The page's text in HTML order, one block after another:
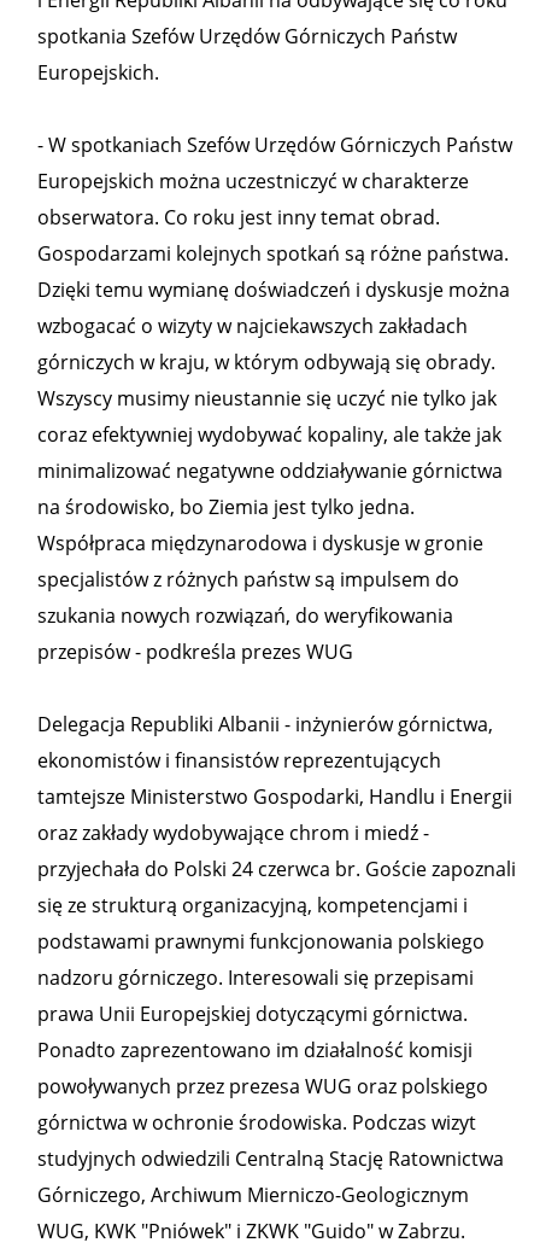
spotkania Szefów Urzędów Górniczych Państw
Europejskich.
- W spotkaniach Szefów Urzędów Górniczych Państw
Europejskich można uczestniczyć w charakterze
obserwatora. Co roku jest inny temat obrad.
Gospodarzami kolejnych spotkań są różne państwa.
Dzięki temu wymianę doświadczeń i dyskusje można
wzbogacać o wizyty w najciekawszych zakładach
górniczych w kraju, w którym odbywają się obrady.
Wszyscy musimy nieustannie się uczyć nie tylko jak
coraz efektywniej wydobywać kopaliny, ale także jak
minimalizować negatywne oddziaływanie górnictwa
na środowisko, bo Ziemia jest tylko jedna.
Współpraca międzynarodowa i dyskusje w gronie
specjalistów z różnych państw są impulsem do
szukania nowych rozwiązań, do weryfikowania
przepisów - podkreśla prezes WUG
Delegacja Republiki Albanii - inżynierów górnictwa,
ekonomistów i finansistów reprezentujących
tamtejsze Ministerstwo Gospodarki, Handlu i Energii
oraz zakłady wydobywające chrom i miedź -
przyjechała do Polski 24 czerwca br. Goście zapoznali
się ze strukturą organizacyjną, kompetencjami i
podstawami prawnymi funkcjonowania polskiego
nadzoru górniczego. Interesowali się przepisami
prawa Unii Europejskiej dotyczącymi górnictwa.
Ponadto zaprezentowano im działalność komisji
powoływanych przez prezesa WUG oraz polskiego
górnictwa w ochronie środowiska. Podczas wizyt
studyjnych odwiedzili Centralną Stację Ratownictwa
Górniczego, Archiwum Mierniczo-Geologicznym
WUG, KWK "Pniówek" i ZKWK "Guido" w Zabrzu.